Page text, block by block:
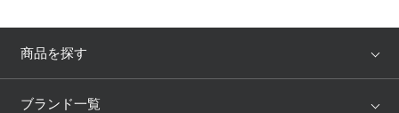
商品を探す
アイテム
ブランド一覧